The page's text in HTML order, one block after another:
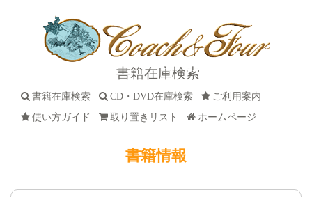
書籍在庫検索
書籍在庫検索 CD・DVD在庫検索
ご利用案内
使い方ガイド
取り置きリスト ホームページ
書籍情報